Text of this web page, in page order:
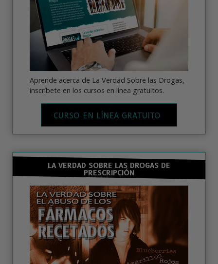
Aprende acerca de La Verdad Sobre las Drogas,
inscríbete en los cursos en línea gratuitos.
CURSO EN LÍNEA GRATUITO
LA VERDAD SOBRE LAS DROGAS DE
PRESCRIPCIÓN